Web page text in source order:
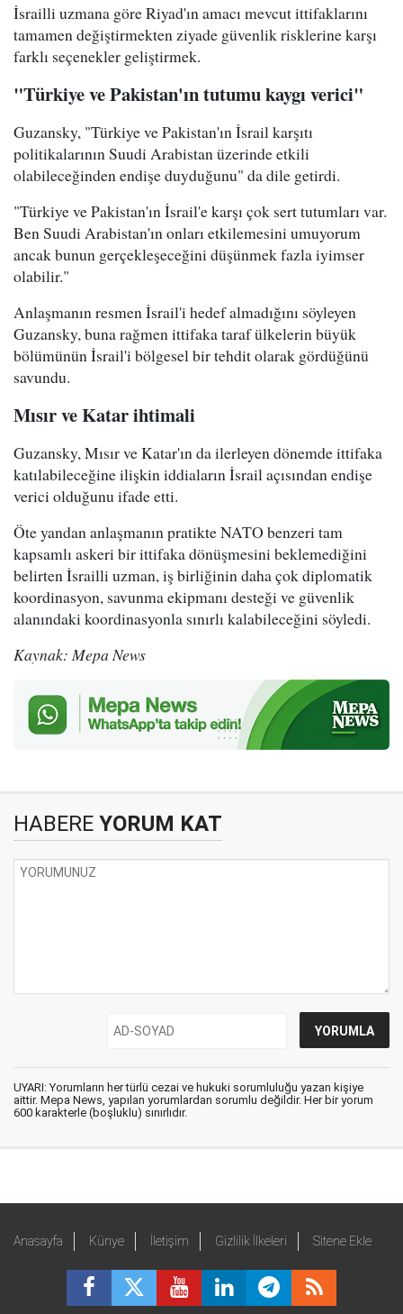
İsrailli uzmana göre Riyad'ın amacı mevcut ittifaklarını
tamamen değiştirmekten ziyade güvenlik risklerine karşı
farklı seçenekler geliştirmek.
"Türkiye ve Pakistan'ın tutumu kaygı verici"
Guzansky, "Türkiye ve Pakistan'ın İsrail karşıtı
politikalarının Suudi Arabistan üzerinde etkili
olabileceğinden endişe duyduğunu" da dile getirdi.
"Türkiye ve Pakistan'ın İsrail'e karşı çok sert tutumları var.
Ben Suudi Arabistan'ın onları etkilemesini umuyorum
ancak bunun gerçekleşeceğini düşünmek fazla iyimser
olabilir."
Anlaşmanın resmen İsrail'i hedef almadığını söyleyen
Guzansky, buna rağmen ittifaka taraf ülkelerin büyük
bölümünün İsrail'i bölgesel bir tehdit olarak gördüğünü
savundu.
Mısır ve Katar ihtimali
Guzansky, Mısır ve Katar'ın da ilerleyen dönemde ittifaka
katılabileceğine ilişkin iddiaların İsrail açısından endişe
verici olduğunu ifade etti.
Öte yandan anlaşmanın pratikte NATO benzeri tam
kapsamlı askeri bir ittifaka dönüşmesini beklemediğini
belirten İsrailli uzman, iş birliğinin daha çok diplomatik
koordinasyon, savunma ekipmanı desteği ve güvenlik
alanındaki koordinasyonla sınırlı kalabileceğini söyledi.
Kaynak: Mepa News
HABERE YORUM KAT
UYARI: Yorumların her türlü cezai ve hukuki sorumluluğu yazan kişiye
aittir. Mepa News, yapılan yorumlardan sorumlu değildir. Her bir yorum
600 karakterle (boşluklu) sınırlıdır.
Anasayfa Künye İletişim Gizlilik İlkeleri Sitene Ekle